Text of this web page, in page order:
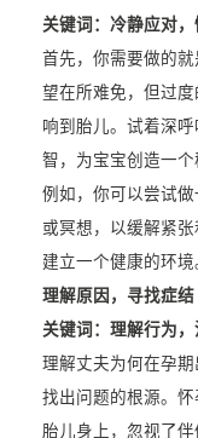
关键词：冷静应对
首先，你需要做的
望在所难免，但过
响到胎儿。试着深
智，为宝宝创造一个
例如，你可以尝试
或冥想，以缓解紧
建立一个健康的环境
理解原因，寻找症结
关键词：理解行为
理解丈夫为何在孕
找出问题的根源。
胎儿身上，忽视了